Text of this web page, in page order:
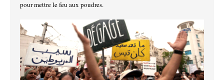
pour mettre le feu aux poudres.